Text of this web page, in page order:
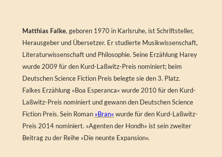
Matthias Falke, geboren 1970 in Karlsruhe, ist Schriftsteller,
Herausgeber und Übersetzer. Er studierte Musikwissenschaft,
Literaturwissenschaft und Philosophie. Seine Erzählung Harey
wurde 2009 für den Kurd-Laßwitz-Preis nominiert; beim
Deutschen Science Fiction Preis belegte sie den 3. Platz.
Falkes Erzählung »Boa Esperanca« wurde 2010 für den Kurd-
Laßwitz-Preis nominiert und gewann den Deutschen Science
Fiction Preis. Sein Roman »Bran« wurde für den Kurd-Laßwitz-
Preis 2014 nominiert. »Agenten der Hondh« ist sein zweiter
Beitrag zu der Reihe »Die neunte Expansion«.